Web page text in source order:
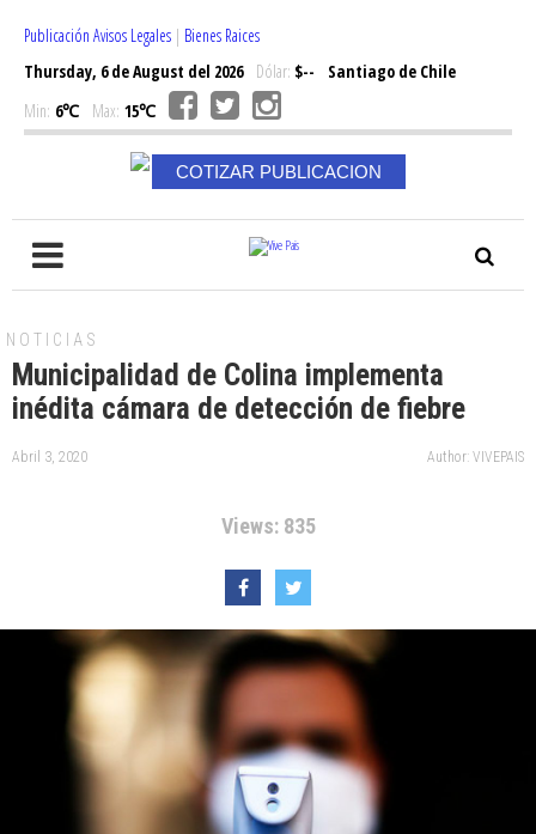
Publicación Avisos Legales | Bienes Raices
Thursday, 6 de August del 2026Dólar: $--
Santiago de Chile
Min: 6℃ Max: 15℃
COTIZAR PUBLICACION
NOTICIAS
Municipalidad de Colina implementa
inédita cámara de detección de fiebre
Abril 3, 2020 Author: VIVEPAIS
Views: 835